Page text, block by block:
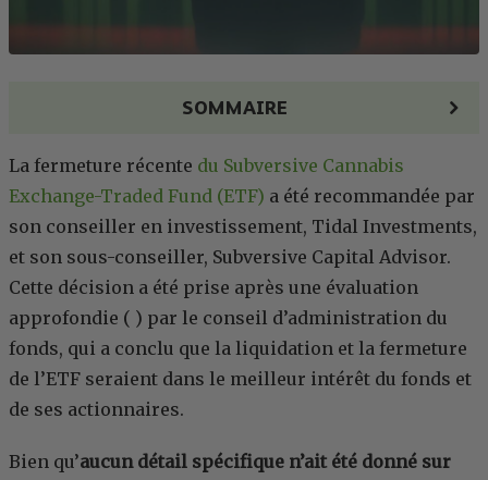
SOMMAIRE
La fermeture récente du Subversive Cannabis
Exchange-Traded Fund (ETF) a été recommandée par
son conseiller en investissement, Tidal Investments,
et son sous-conseiller, Subversive Capital Advisor.
Cette décision a été prise après une évaluation
approfondie ( ) par le conseil d’administration du
fonds, qui a conclu que la liquidation et la fermeture
de l’ETF seraient dans le meilleur intérêt du fonds et
de ses actionnaires.
Bien qu’aucun détail spécifique n’ait été donné sur